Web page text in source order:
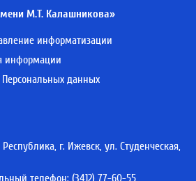
М.Т. Калашникова»
информатизации
информации
данных
г. Ижевск, ул. Студенческая,
телефон: (3412) 77-60-55